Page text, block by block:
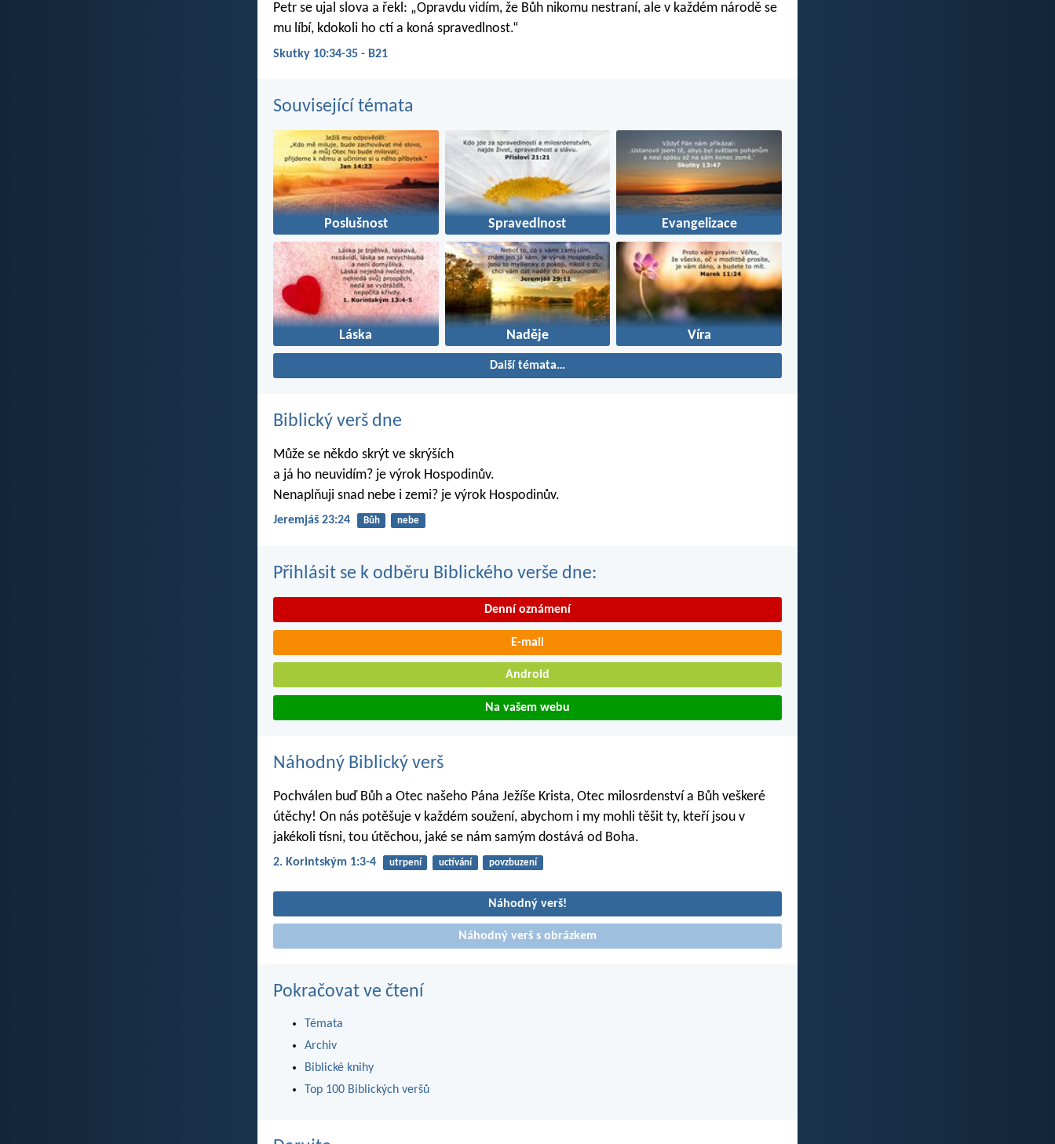
Petr se ujal slova a řekl: „Opravdu vidím, že Bůh nikomu nestraní, ale v každém národě se
mu líbí, kdokoli ho ctí a koná spravedlnost.“
Skutky 10:34-35 - B21
Související témata
Poslušnost Spravedlnost Evangelizace
Láska Naděje Víra
Další témata…
Biblický verš dne
Může se někdo skrýt ve skrýších
a já ho neuvidím? je výrok Hospodinův.
Nenaplňuji snad nebe i zemi? je výrok Hospodinův.
Jeremjáš 23:24 Bůh nebe
Přihlásit se k odběru Biblického verše dne:
Denní oznámení
E-mail
Android
Na vašem webu
Náhodný Biblický verš
Pochválen buď Bůh a Otec našeho Pána Ježíše Krista, Otec milosrdenství a Bůh veškeré
útěchy! On nás potěšuje v každém soužení, abychom i my mohli těšit ty, kteří jsou v
jakékoli tísni, tou útěchou, jaké se nám samým dostává od Boha.
2. Korintským 1:3-4 utrpení uctívání povzbuzení
Náhodný verš!
Náhodný verš s obrázkem
Pokračovat ve čtení
Témata
Archiv
Biblické knihy
Top 100 Biblických veršů